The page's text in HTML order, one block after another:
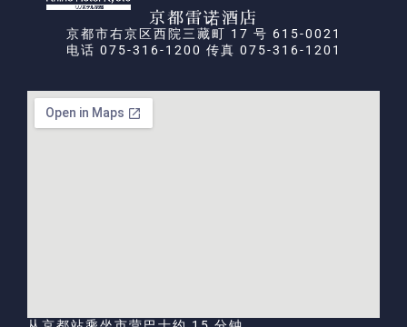
京都雷诺酒店
京都市右京区西院三藏町 17 号 615-0021
电话 075-316-1200 传真 075-316-1201